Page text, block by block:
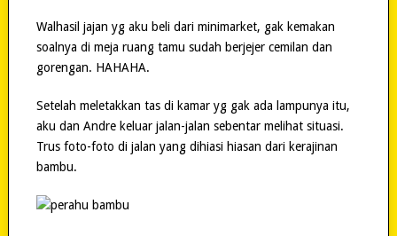
Walhasil jajan yg aku beli dari minimarket, gak kemakan
soalnya di meja ruang tamu sudah berjejer cemilan dan
gorengan. HAHAHA.
Setelah meletakkan tas di kamar yg gak ada lampunya itu,
aku dan Andre keluar jalan-jalan sebentar melihat situasi.
Trus foto-foto di jalan yang dihiasi hiasan dari kerajinan
bambu.